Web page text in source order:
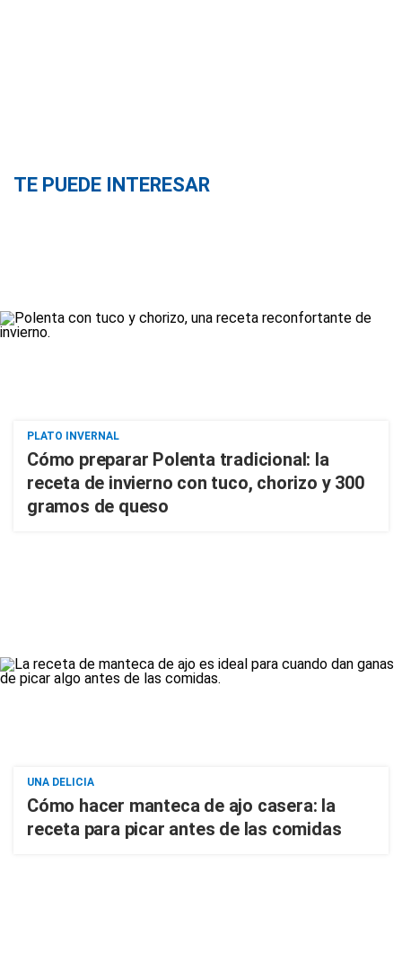
TE PUEDE INTERESAR
PLATO INVERNAL
Cómo preparar Polenta tradicional: la
receta de invierno con tuco, chorizo y 300
gramos de queso
UNA DELICIA
Cómo hacer manteca de ajo casera: la
receta para picar antes de las comidas